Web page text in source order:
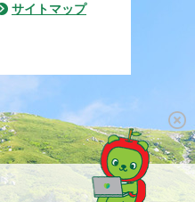
サイトマップ